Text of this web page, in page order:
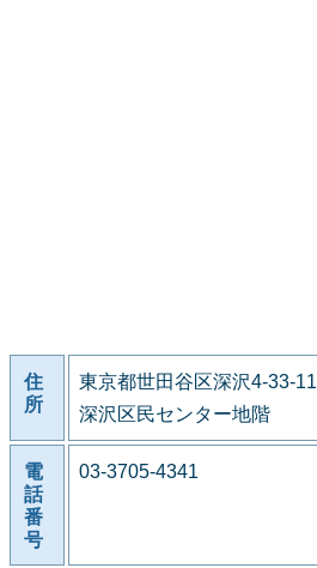
住
所
東京都世田谷区深沢4-33-11
深沢区民センター地階
電
話
番
号
03-3705-4341